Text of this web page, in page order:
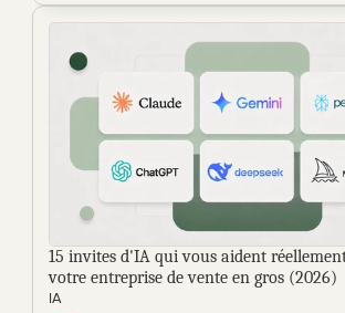
15 invites d'IA qui vous aident
votre entreprise de vente en gros (2026)
IA